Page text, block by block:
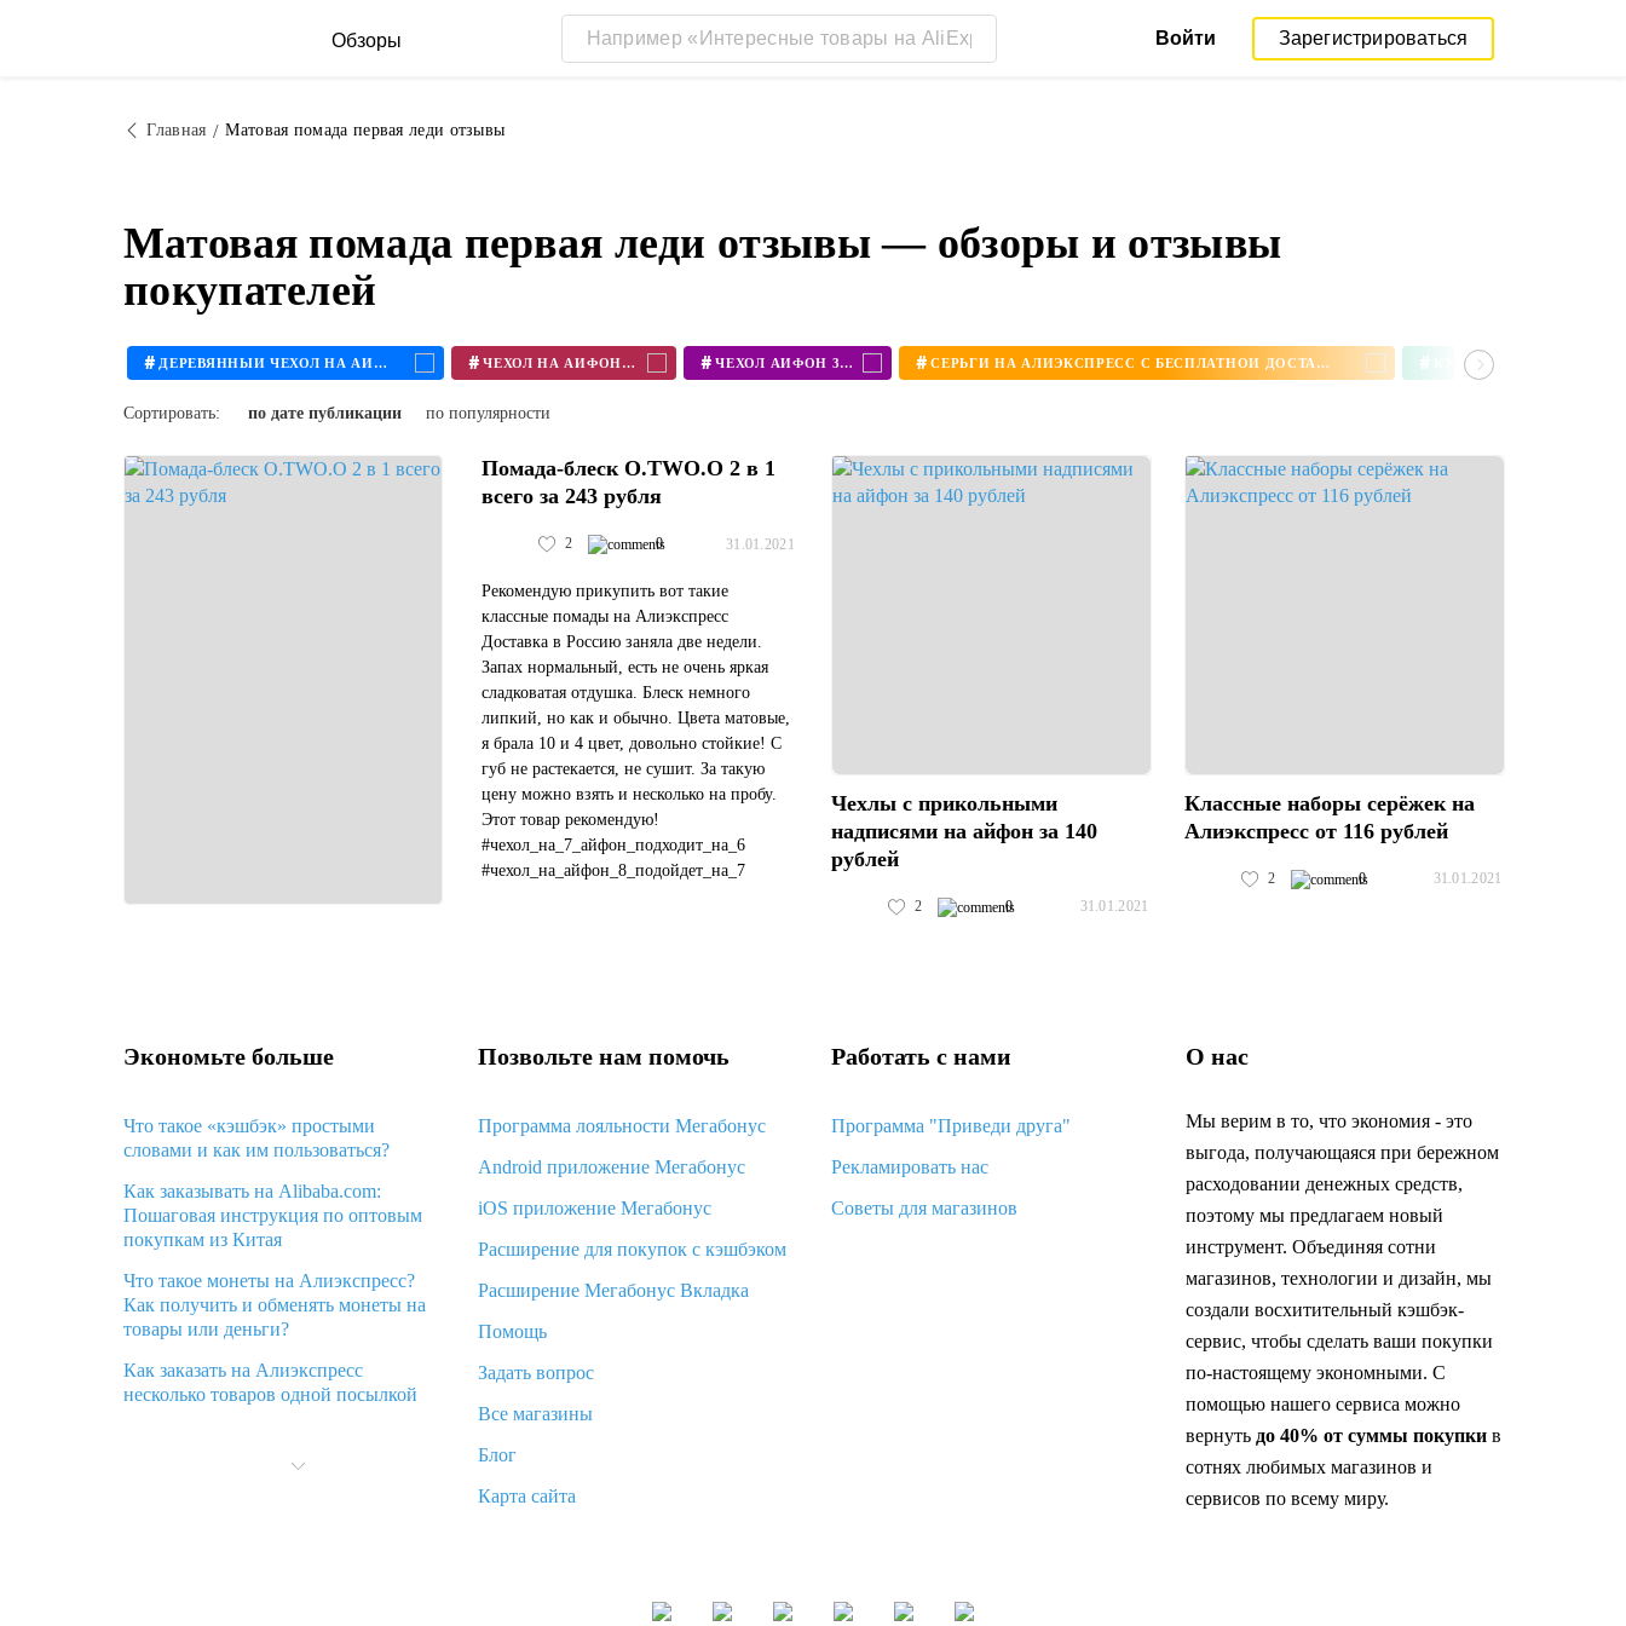
Обзоры Войти Зарегистрироваться
Главная Матовая помада первая леди отзывы
Матовая помада первая леди отзывы — обзоры и отзывы
покупателей
# ДЕРЕВЯННЫЙ ЧЕХОЛ НА АЙФОН # ЧЕХОЛ НА АЙФОН 11 # ЧЕХОЛ АЙФОН 360 # СЕРЬГИ НА АЛИЭКСПРЕСС С БЕСПЛАТНОЙ ДОСТАВКОЙ #
Сортировать: по дате публикации по популярности
Помада-блеск O.TWO.O 2 в 1
всего за 243 рубля
2 0 31.01.2021
Рекомендую прикупить вот такие
классные помады на Алиэкспресс
Доставка в Россию заняла две недели.
Запах нормальный, есть не очень яркая
сладковатая отдушка. Блеск немного
липкий, но как и обычно. Цвета матовые,
я брала 10 и 4 цвет, довольно стойкие! С
губ не растекается, не сушит. За такую
цену можно взять и несколько на пробу.
Этот товар рекомендую!
#чехол_на_7_айфон_подходит_на_6
#чехол_на_айфон_8_подойдет_на_7
Чехлы с прикольными
надписями на айфон за 140
рублей
2 0 31.01.2021
Классные наборы серёжек на
Алиэкспресс от 116 рублей
2 0 31.01.2021
Экономьте больше
Что такое «кэшбэк» простыми
словами и как им пользоваться?
Как заказывать на Alibaba.com:
Пошаговая инструкция по оптовым
покупкам из Китая
Что такое монеты на Алиэкспресс?
Как получить и обменять монеты на
товары или деньги?
Как заказать на Алиэкспресс
несколько товаров одной посылкой
Алиэкспресс и что делать?
Позвольте нам помочь
Программа лояльности Мегабонус
Android приложение Мегабонус
iOS приложение Мегабонус
Расширение для покупок с кэшбэком
Расширение Мегабонус Вкладка
Помощь
Задать вопрос
Все магазины
Блог
Карта сайта
Работать с нами
Программа "Приведи друга"
Рекламировать нас
Советы для магазинов
О нас
Мы верим в то, что экономия - это
выгода, получающаяся при бережном
расходовании денежных средств,
поэтому мы предлагаем новый
инструмент. Объединяя сотни
магазинов, технологии и дизайн, мы
создали восхитительный кэшбэк-
сервис, чтобы сделать ваши покупки
по-настоящему экономными. С
помощью нашего сервиса можно
вернуть до 40% от суммы покупкив
сотнях любимых магазинов и
сервисов по всему миру.